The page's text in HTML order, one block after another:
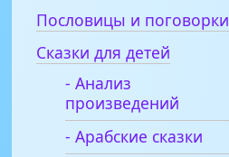
Пословицы и поговорки
Сказки для детей
- Анализ
произведений
- Арабские сказки